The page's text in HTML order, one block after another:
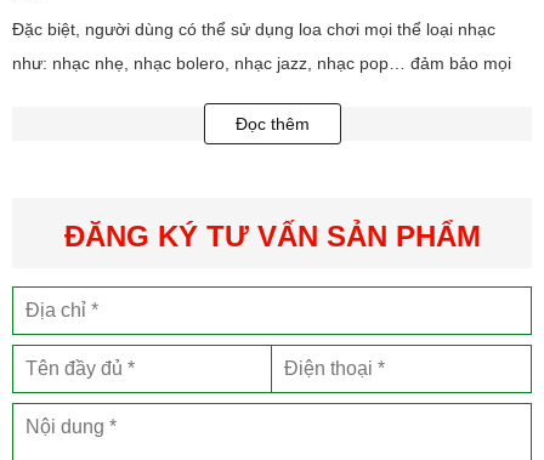
Đặc biệt, người dùng có thể sử dụng loa chơi mọi thể loại nhạc
như: nhạc nhẹ, nhạc bolero, nhạc jazz, nhạc pop… đảm bảo mọi
Thiết kế của loa JBL PartyBox On The Go
tượng với kích thước (W x H x D): 489 x 244.5 x 224mm cùng trọng
Phía trên loa JBL PartyBox OnThe Go là hệ thống bảng điều khiển
với các nút bấm chống thấm nước, Mặt sau loa là hệ thống các
cổng kết nối được bảo vệ hoàn hảo bằng một nắp cao su chống
thấm nước hoàn hảo có thể mở ra dễ dàng.
Phía dưới mẫu loa JBL PartyBox OTG này là 4 chân cao su được
Đọc thêm
ĐĂNG KÝ TƯ VẤN SẢN PHẨM